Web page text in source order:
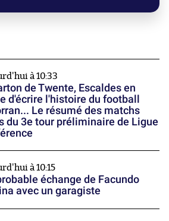
à 10:33
de Twente, Escaldes en
d'écrire l'histoire du football
Le résumé des matchs
du 3e tour préliminaire de Ligue
à 10:15
échange de Facundo
avec un garagiste